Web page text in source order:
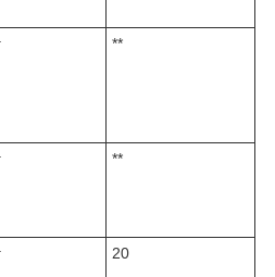
**
**
20